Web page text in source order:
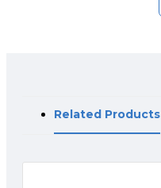
Related Products